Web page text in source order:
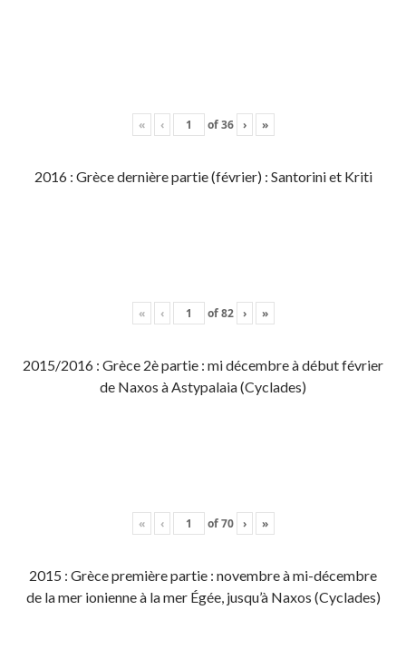
« ‹ of36 › »
2016 : Grèce dernière partie (février) : Santorini et Kriti
« ‹ of82 › »
2015/2016 : Grèce 2è partie : mi décembre à début février
de Naxos à Astypalaia (Cyclades)
« ‹ of70 › »
2015 : Grèce première partie : novembre à mi-décembre
de la mer ionienne à la mer Égée, jusqu’à Naxos (Cyclades)